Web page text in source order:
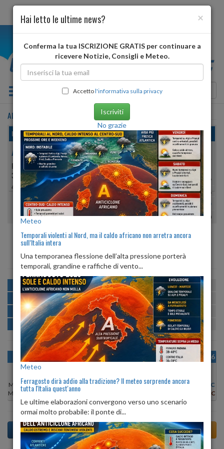
Toggle navigation
ALMENNO SAN SALVATORE previsioni meteo
lunedì, 10 agosto 2026
ALMENNO SAN SALVATORE
PROVINCIA DI:BERGAMO
328 METRI S.L.M.
45º 45′ 04″ N 9º 35′ 50″ E
Min:27°| Max:
29°
Umidità57%- 58%
vento debole
Pioggia:0 mm| Neve:0 mm
ore 06:16 ore 20:38
MATTINA min:20º max:27º U:56%-81%
POMERIGGIO min:27º max: 29º U:57%-58%
SERA min:24º max:31º U:
NOTTE min:20º max:23º U:82% 85%
OGGI
Min: 27°C
Max:29°C
MAR 11
Min: 28°C
Max: 29°C
MER 12
Min:26°C
Max:
GIO 13
Min:26°C Min:26°C
SAB 15
Min:26°C
DOM 16
Min:
27°C
29°C
×
Hai letto le ultime news?
Conferma la tua ISCRIZIONE GRATIS per continuare a
ricevere Notizie, Consigli e Meteo.
Accettol'informativa sulla privacy
Iscriviti
No grazie
Meteo
Temporali violenti al Nord, ma il caldo africano non arretra ancora
sull’Italia intera
Una temporanea flessione dell’alta pressione porterà
temporali, grandine e raffiche di vento...
Meteo
Ferragosto dirà addio alla tradizione? Il meteo sorprende ancora
tutta l'Italia quest'anno
Le ultime elaborazioni convergono verso uno scenario
ormai molto probabile: il ponte di...